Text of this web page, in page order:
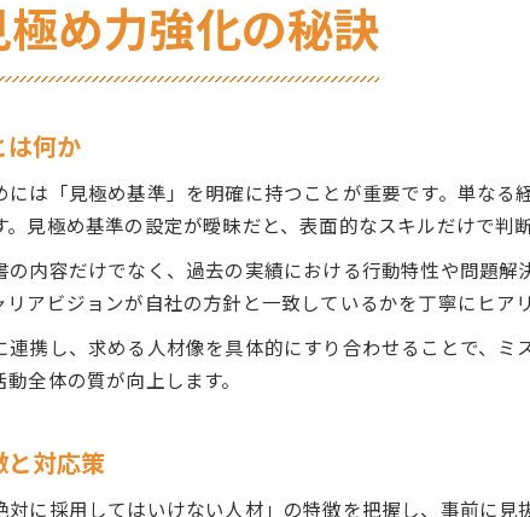
め力強化の秘訣
は何か
は「見極め基準」を明確に持つことが重要です。単なる
見極め基準の設定が曖昧だと、表面的なスキルだけで判
内容だけでなく、過去の実績における行動特性や問題
アビジョンが自社の方針と一致しているかを丁寧にヒア
携し、求める人材像を具体的にすり合わせることで、
全体の質が向上します。
と対応策
に採用してはいけない人材」の特徴を把握し、事前に